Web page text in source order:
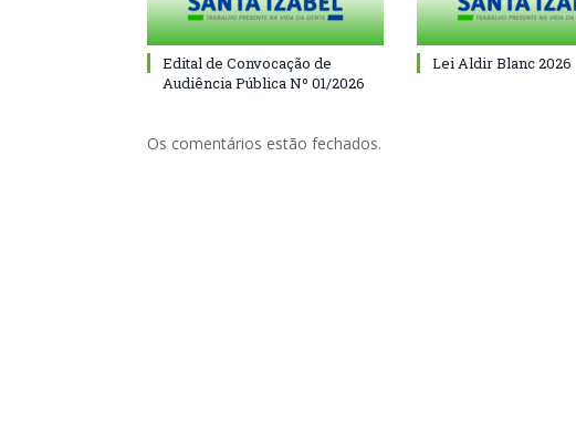
Edital de Convocação de
Audiência Pública Nº 01/2026
Lei Aldir Blanc 2026
Os comentários estão fechados.